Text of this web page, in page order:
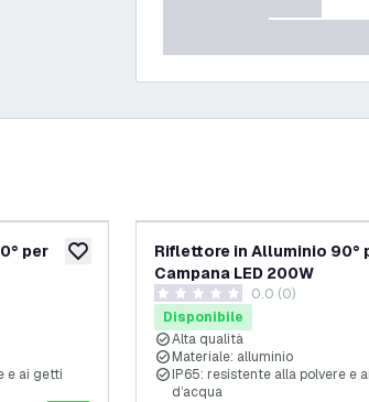
aggiungi alla lista desideri
per
recensioni
e ai getti
Riflettore in Alluminio 90°
Campana LED 200W
0 stelle di valutazione
0.0 (0)
Disponibile
Alta qualità
Materiale: alluminio
IP65: resistente alla polvere e
d’acqua